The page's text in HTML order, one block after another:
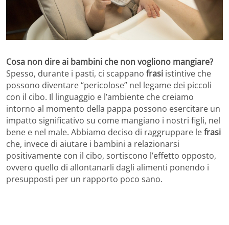
Cosa non dire ai bambini che non vogliono mangiare?
Spesso, durante i pasti, ci scappano frasi istintive che
possono diventare “pericolose” nel legame dei piccoli
con il cibo. Il linguaggio e l’ambiente che creiamo
intorno al momento della pappa possono esercitare un
impatto significativo su come mangiano i nostri figli, nel
bene e nel male. Abbiamo deciso di raggruppare lefrasi
che, invece di aiutare i bambini a relazionarsi
positivamente con il cibo, sortiscono l’effetto opposto,
ovvero quello di allontanarli dagli alimenti ponendo i
presupposti per un rapporto poco sano.